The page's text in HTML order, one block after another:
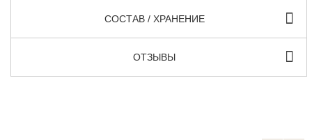
СОСТАВ / ХРАНЕНИЕ
ОТЗЫВЫ